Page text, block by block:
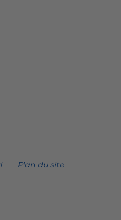
Plan du site